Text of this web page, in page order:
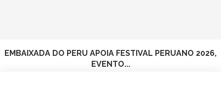
EMBAIXADA DO PERU APOIA FESTIVAL PERUANO 2026,
EVENTO...